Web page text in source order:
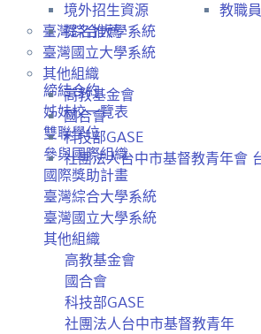
臺灣綜合大學系統
臺灣國立大學系統
其他組織
高教基金會
國合會
科技部GASE
社團法人台中市基督教青年會
境外招生資源
提名推薦
教職
締結合約
姊妹校一覽表
雙聯學位
參與國際組織
國際獎助計畫
臺灣綜合大學系統
臺灣國立大學系統
其他組織
高教基金會
國合會
科技部GASE
社團法人台中市基督教青年